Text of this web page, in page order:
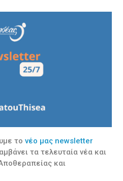
τονέο μας newsletter
τα τελευταία νέα και
και